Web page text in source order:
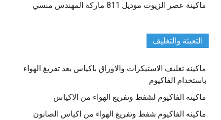
ماكينة عصر الزيوت موديل 811 ماركة المهندس منسي
التعبئة والتغليف
ماكينه تغليف الاستيكرات والاوراق باكياس بعد تفريغ الهواء
باستخدام الفاكيوم
ماكينه الفاكيوم لشفط وتفريغ الهواء من الاكياس
ماكينه الفاكيوم شفط وتفريغ الهواء من اكياس الصابون